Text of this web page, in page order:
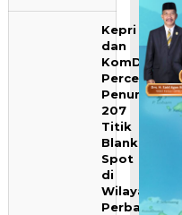
Kepri
dan
KomDigi
Percepat
Penuntasan
207
Titik
Blank
Spot
di
Wilayah
Perbatasan